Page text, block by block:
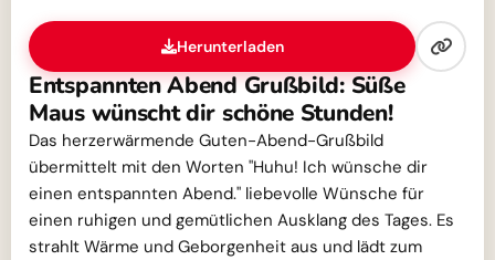
Herunterladen
Entspannten Abend Grußbild: Süße
Maus wünscht dir schöne Stunden!
Das herzerwärmende Guten-Abend-Grußbild
übermittelt mit den Worten "Huhu! Ich wünsche dir
einen entspannten Abend." liebevolle Wünsche für
einen ruhigen und gemütlichen Ausklang des Tages. Es
strahlt Wärme und Geborgenheit aus und lädt zum